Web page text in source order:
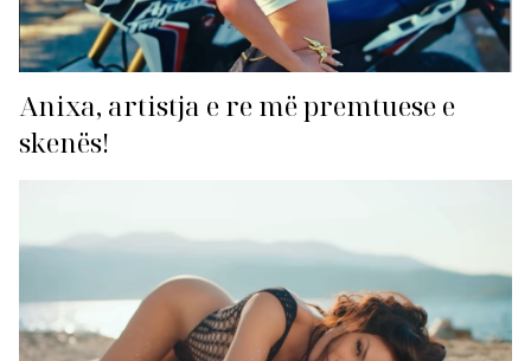
Anixa, artistja e re më premtuese e
skenës!